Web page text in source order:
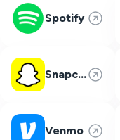
Spotify
Snapchat
Venmo